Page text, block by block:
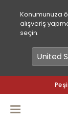
Konumunuza
alışveriş
seçin.